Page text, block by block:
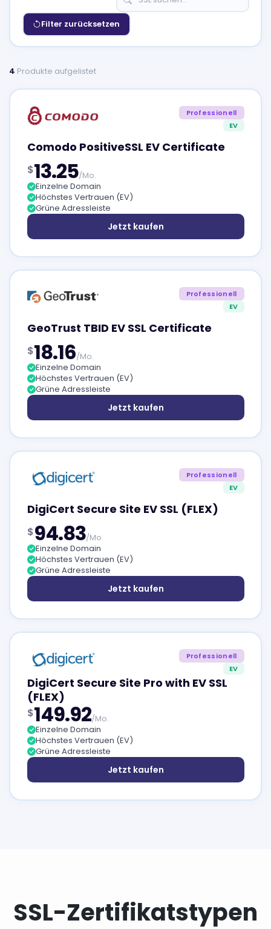
Filter zurücksetzen
4 Produkte aufgelistet
Professionell
EV
Comodo PositiveSSL EV Certificate
$13.25/Mo.
Einzelne Domain
Höchstes Vertrauen (EV)
Grüne Adressleiste
Jetzt kaufen
Professionell
EV
GeoTrust TBID EV SSL Certificate
$18.16/Mo.
Einzelne Domain
Höchstes Vertrauen (EV)
Grüne Adressleiste
Jetzt kaufen
Professionell
EV
DigiCert Secure Site EV SSL (FLEX)
$94.83/Mo.
Einzelne Domain
Höchstes Vertrauen (EV)
Grüne Adressleiste
Jetzt kaufen
Professionell
EV
DigiCert Secure Site Pro with EV SSL
(FLEX)
$149.92/Mo.
Einzelne Domain
Höchstes Vertrauen (EV)
Grüne Adressleiste
Jetzt kaufen
SSL-Zertifikatstypen